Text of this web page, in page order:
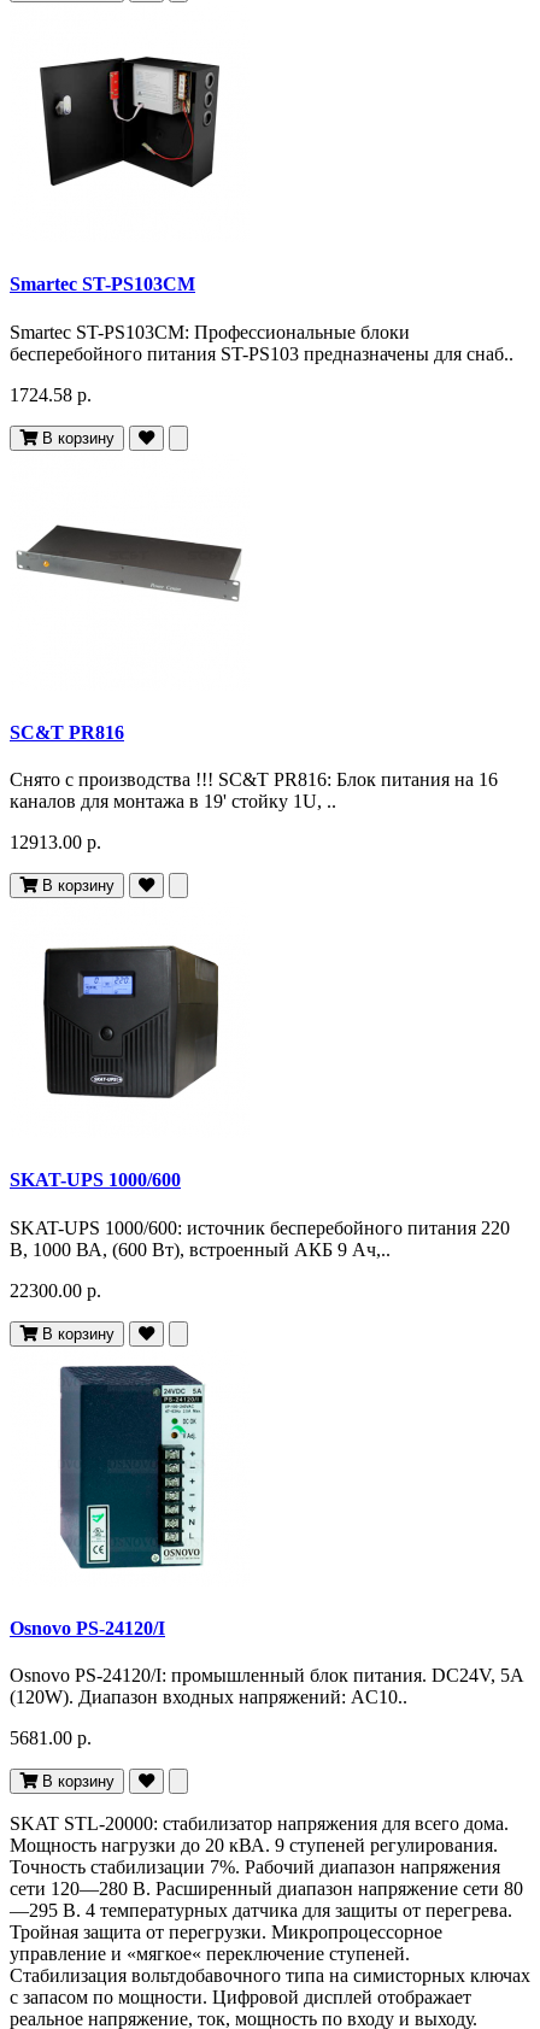
Smartec ST-PS103CM
Smartec ST-PS103CM: Профессиональные блоки
бесперебойного питания ST-PS103 предназначены для снаб..
1724.58 р.
В корзину
SC&T PR816
Снято c производства !!! SC&T PR816: Блок питания на 16
каналов для монтажа в 19' стойку 1U, ..
12913.00 р.
В корзину
SKAT-UPS 1000/600
SKAT-UPS 1000/600: источник бесперебойного питания 220
В, 1000 ВА, (600 Вт), встроенный АКБ 9 Ач,..
22300.00 р.
В корзину
Osnovo PS-24120/I
Osnovo PS-24120/I: промышленный блок питания. DC24V, 5A
(120W). Диапазон входных напряжений: AC10..
5681.00 р.
В корзину
SKAT STL-20000: стабилизатор напряжения для всего дома.
Мощность нагрузки до 20 кВА. 9 ступеней регулирования.
Точность стабилизации 7%. Рабочий диапазон напряжения
сети 120—280 В. Расширенный диапазон напряжение сети 80
—295 В. 4 температурных датчика для защиты от перегрева.
Тройная защита от перегрузки. Микропроцессорное
управление и «мягкое« переключение ступеней.
Стабилизация вольтдобавочного типа на симисторных ключах
с запасом по мощности. Цифровой дисплей отображает
реальное напряжение, ток, мощность по входу и выходу.